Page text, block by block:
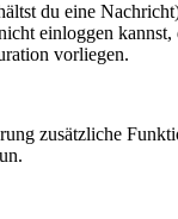
du eine
einloggen
vorliegen.
zusätzliche